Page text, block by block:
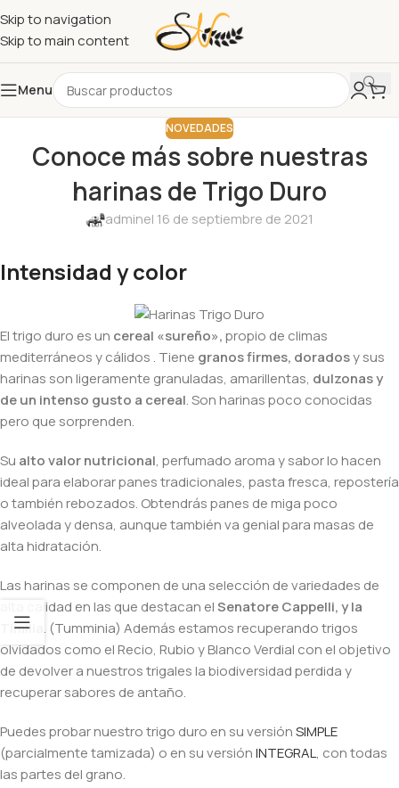
Skip to navigation
Skip to main content
Menu
NOVEDADES
Conoce más sobre nuestras
harinas de Trigo Duro
adminel 16 de septiembre de 2021
Intensidad y color
El trigo duro es un cereal «sureño»,propio de climas
mediterráneos y cálidos . Tiene granos firmes, doradosy sus
harinas son ligeramente granuladas, amarillentas, dulzonas y
de un intenso gusto a cereal. Son harinas poco conocidas
pero que sorprenden.
Su alto valor nutricional, perfumado aroma y sabor lo hacen
ideal para elaborar panes tradicionales, pasta fresca, repostería
o también rebozados. Obtendrás panes de miga poco
alveolada y densa, aunque también va genial para masas de
alta hidratación.
Las harinas se componen de una selección de variedades de
alta calidad en las que destacan elSenatore Cappelli, y la
Timilia . (Tumminia) Además estamos recuperando trigos
olvidados como el Recio, Rubio y Blanco Verdial con el objetivo
de devolver a nuestros trigales la biodiversidad perdida y
recuperar sabores de antaño.
Puedes probar nuestro trigo duro en su versiónSIMPLE
(parcialmente tamizada) o en su versiónINTEGRAL, con todas
las partes del grano.